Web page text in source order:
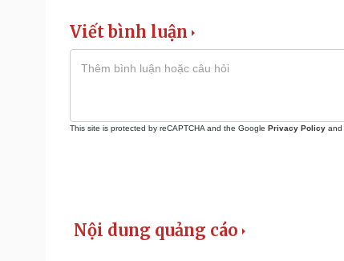
Viết bình luận
This site is protected by reCAPTCHA and the Google Privacy Policy and